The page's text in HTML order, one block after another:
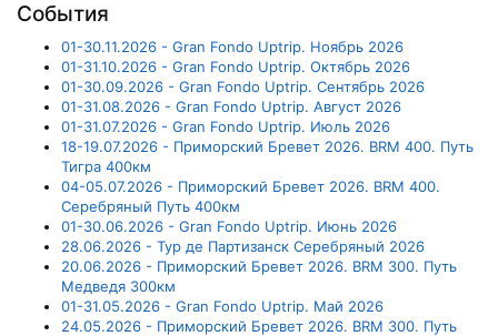
События
01-30.11.2026 - Gran Fondo Uptrip. Ноябрь 2026
01-31.10.2026 - Gran Fondo Uptrip. Октябрь 2026
01-30.09.2026 - Gran Fondo Uptrip. Сентябрь 2026
01-31.08.2026 - Gran Fondo Uptrip. Август 2026
01-31.07.2026 - Gran Fondo Uptrip. Июль 2026
18-19.07.2026 - Приморский Бревет 2026. BRM 400. Путь
Тигра 400км
04-05.07.2026 - Приморский Бревет 2026. BRM 400.
Серебряный Путь 400км
01-30.06.2026 - Gran Fondo Uptrip. Июнь 2026
28.06.2026 - Тур де Партизанск Серебряный 2026
20.06.2026 - Приморский Бревет 2026. BRM 300. Путь
Медведя 300км
01-31.05.2026 - Gran Fondo Uptrip. Май 2026
24.05.2026 - Приморский Бревет 2026. BRM 300. Путь